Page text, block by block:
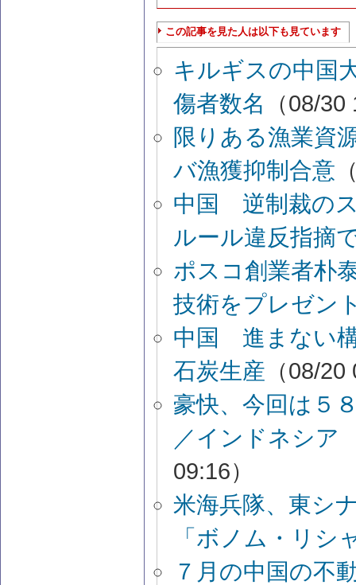
この記事を見た人は以下も見ています
キルギスの中国
傷者数名
（08/
限りある漁業
バ漁獲抑制合意
中国 逆制裁の
ルール違反指摘
ポスコ創業者朴
技術をプレゼン
中国 進まない
石炭生産 （08/
豪快、今回は５
／インドネシ
09:16）
米海兵隊、東シ
「ボノム・リシ
７月の中国の不